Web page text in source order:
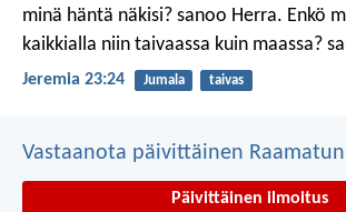
minä häntä näkisi? sanoo Herra. Enkö
kaikkialla niin taivaassa kuin maassa?
Jeremia 23:24 Jumala taivas
Vastaanota päivittäinen
Päivittäinen ilmoitus